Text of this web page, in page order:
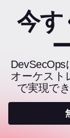
今す
オーケスト
で実現で